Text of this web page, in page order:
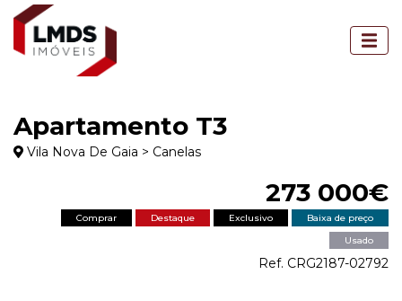
Apartamento T3
Vila Nova De Gaia > Canelas
273 000€
Comprar Destaque Exclusivo
Baixa de preço
Usado
Ref. CRG2187-02792